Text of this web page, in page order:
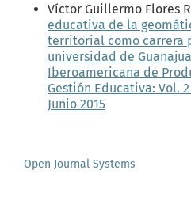
Víctor Guillermo Flores
educativa de la
territorial como carrera
universidad de
Iberoamericana de
Gestión Educativa: Vol.
Junio 2015
Open Journal Systems